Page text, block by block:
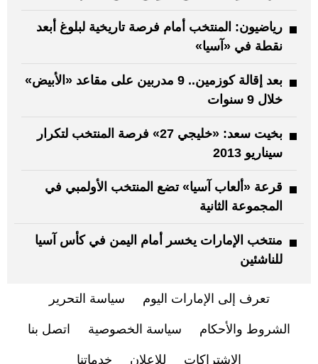
رياضيون: المنتخب أمام فرصة تاريخية لبلوغ أبعد
نقطة في «آسيا»
بعد إقالة كوزمين.. 9 مدربين على مقاعد «الأبيض»
خلال 9 سنوات
بخيت سعد: «خليجي 27» فرصة المنتخب لتكرار
سيناريو 2013
قرعة «ألعاب آسيا» تضع المنتخب الأولمبي في
المجموعة الثانية
منتخب الإمارات يخسر أمام اليمن في كأس آسيا
للناشئين
تعرف إلى الإمارات اليوم سياسة التحرير
الشروط والأحكام سياسة الخصوصية اتصل بنا
الاشتراكات للإعلان خدماتنا